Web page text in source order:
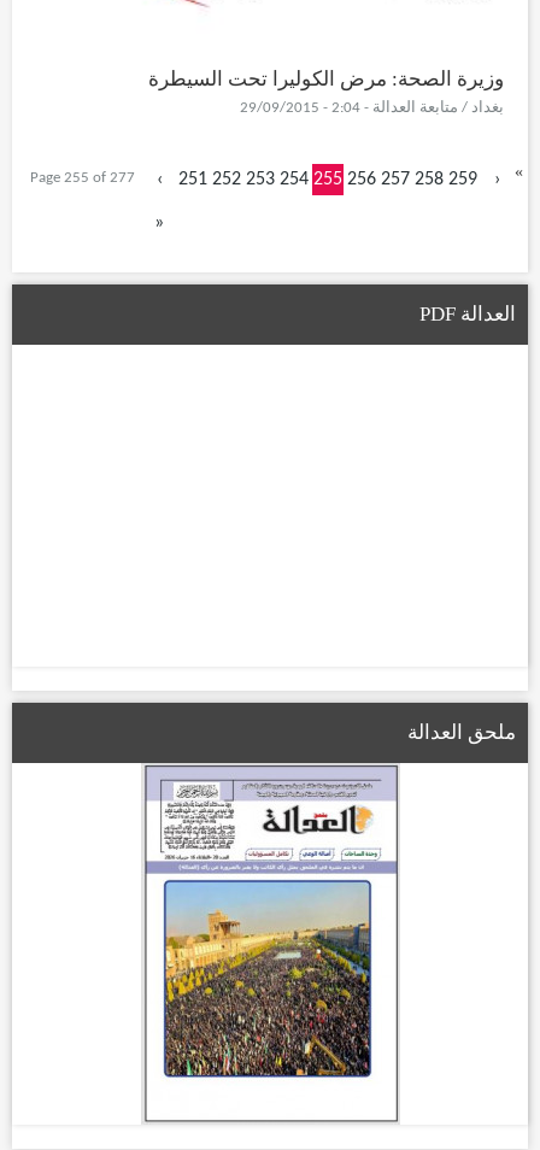
وزيرة الصحة: مرض الكوليرا تحت السيطرة
بغداد / متابعة العدالة - 2:04 - 29/09/2015
Page 255 of 277 «
‹ 251 252 253 254 255 256 257 258 259 ›
»
العدالة PDF
ملحق العدالة